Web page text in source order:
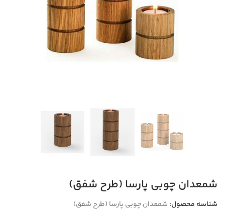
شمعدان چوبی پارسا (طرح شفق)
شناسه محصول: شمعدان چوبی پارسا (طرح شفق)